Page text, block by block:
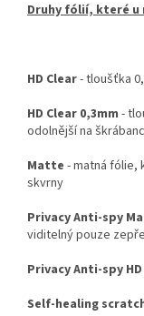
Druhy fólií, které u
HD Clear- tloušťka
HD Clear 0,3mm -
odolnější na
Matte - matná fólie,
skvrny
Privacy Anti-spy
viditelný pouze
Privacy Anti-spy HD
Self-healing